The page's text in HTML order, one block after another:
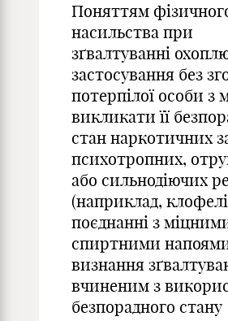
Поняттям
насильства при
зґвалтуванні
застосування без
потерпілої особи з
викликати її
стан наркотичних
психотропних,
або сильнодіючих
(наприклад,
поєднанні з
спиртними
визнання
вчиненим з
безпорадного стану